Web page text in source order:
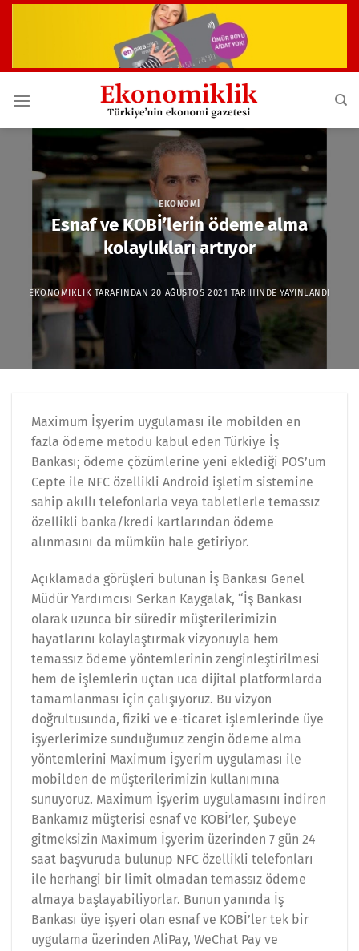
EKONOMI
Esnaf ve KOBİ’lerin ödeme alma
kolaylıkları artıyor
EKONOMIKLIK TARAFINDAN 20 AĞUSTOS 2021 TARIHINDE YAYINLANDI
Maximum İşyerim uygulaması ile mobilden en
fazla ödeme metodu kabul eden Türkiye İş
Bankası; ödeme çözümlerine yeni eklediği POS’um
Cepte ile NFC özellikli Android işletim sistemine
sahip akıllı telefonlarla veya tabletlerle temassız
özellikli banka/kredi kartlarından ödeme
alınmasını da mümkün hale getiriyor.
Açıklamada görüşleri bulunan İş Bankası Genel
Müdür Yardımcısı Serkan Kaygalak, “İş Bankası
olarak uzunca bir süredir müşterilerimizin
hayatlarını kolaylaştırmak vizyonuyla hem
temassız ödeme yöntemlerinin zenginleştirilmesi
hem de işlemlerin uçtan uca dijital platformlarda
tamamlanması için çalışıyoruz. Bu vizyon
doğrultusunda, fiziki ve e-ticaret işlemlerinde üye
işyerlerimize sunduğumuz zengin ödeme alma
yöntemlerini Maximum İşyerim uygulaması ile
mobilden de müşterilerimizin kullanımına
sunuyoruz. Maximum İşyerim uygulamasını indiren
Bankamız müşterisi esnaf ve KOBİ’ler, Şubeye
gitmeksizin Maximum İşyerim üzerinden 7 gün 24
saat başvuruda bulunup NFC özellikli telefonları
ile herhangi bir limit olmadan temassız ödeme
almaya başlayabiliyorlar. Bunun yanında İş
Bankası üye işyeri olan esnaf ve KOBİ’ler tek bir
uygulama üzerinden AliPay, WeChat Pay ve